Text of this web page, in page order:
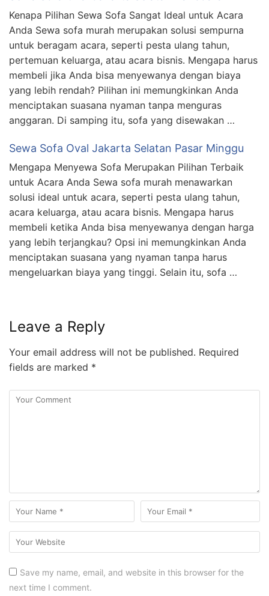
Kenapa Pilihan Sewa Sofa Sangat Ideal untuk Acara
Anda Sewa sofa murah merupakan solusi sempurna
untuk beragam acara, seperti pesta ulang tahun,
pertemuan keluarga, atau acara bisnis. Mengapa harus
membeli jika Anda bisa menyewanya dengan biaya
yang lebih rendah? Pilihan ini memungkinkan Anda
menciptakan suasana nyaman tanpa menguras
anggaran. Di samping itu, sofa yang disewakan …
Sewa Sofa Oval Jakarta Selatan Pasar Minggu
Mengapa Menyewa Sofa Merupakan Pilihan Terbaik
untuk Acara Anda Sewa sofa murah menawarkan
solusi ideal untuk acara, seperti pesta ulang tahun,
acara keluarga, atau acara bisnis. Mengapa harus
membeli ketika Anda bisa menyewanya dengan harga
yang lebih terjangkau? Opsi ini memungkinkan Anda
menciptakan suasana yang nyaman tanpa harus
mengeluarkan biaya yang tinggi. Selain itu, sofa …
Leave a Reply
Your email address will not be published. Required
fields are marked *
Save my name, email, and website in this browser for the
next time I comment.